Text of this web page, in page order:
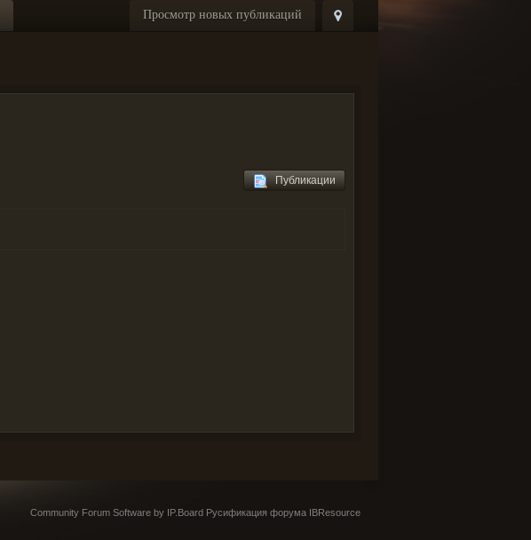
Просмотр новых публикаций
Публикации
Community Forum Software by IP.Board Русификация форума IBResource